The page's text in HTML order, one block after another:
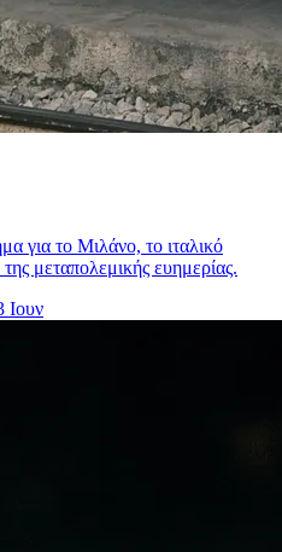
για το Μιλάνο, το ιταλικό
μεταπολεμικής ευημερίας.
Ιουν